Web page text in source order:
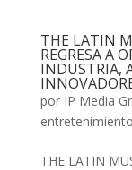
THE LATIN
REGRESA A
INDUSTRIA,
por IP Media
entretenimiento
THE LATIN